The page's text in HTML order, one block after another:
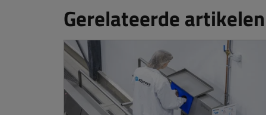
Gerelateerde artikelen